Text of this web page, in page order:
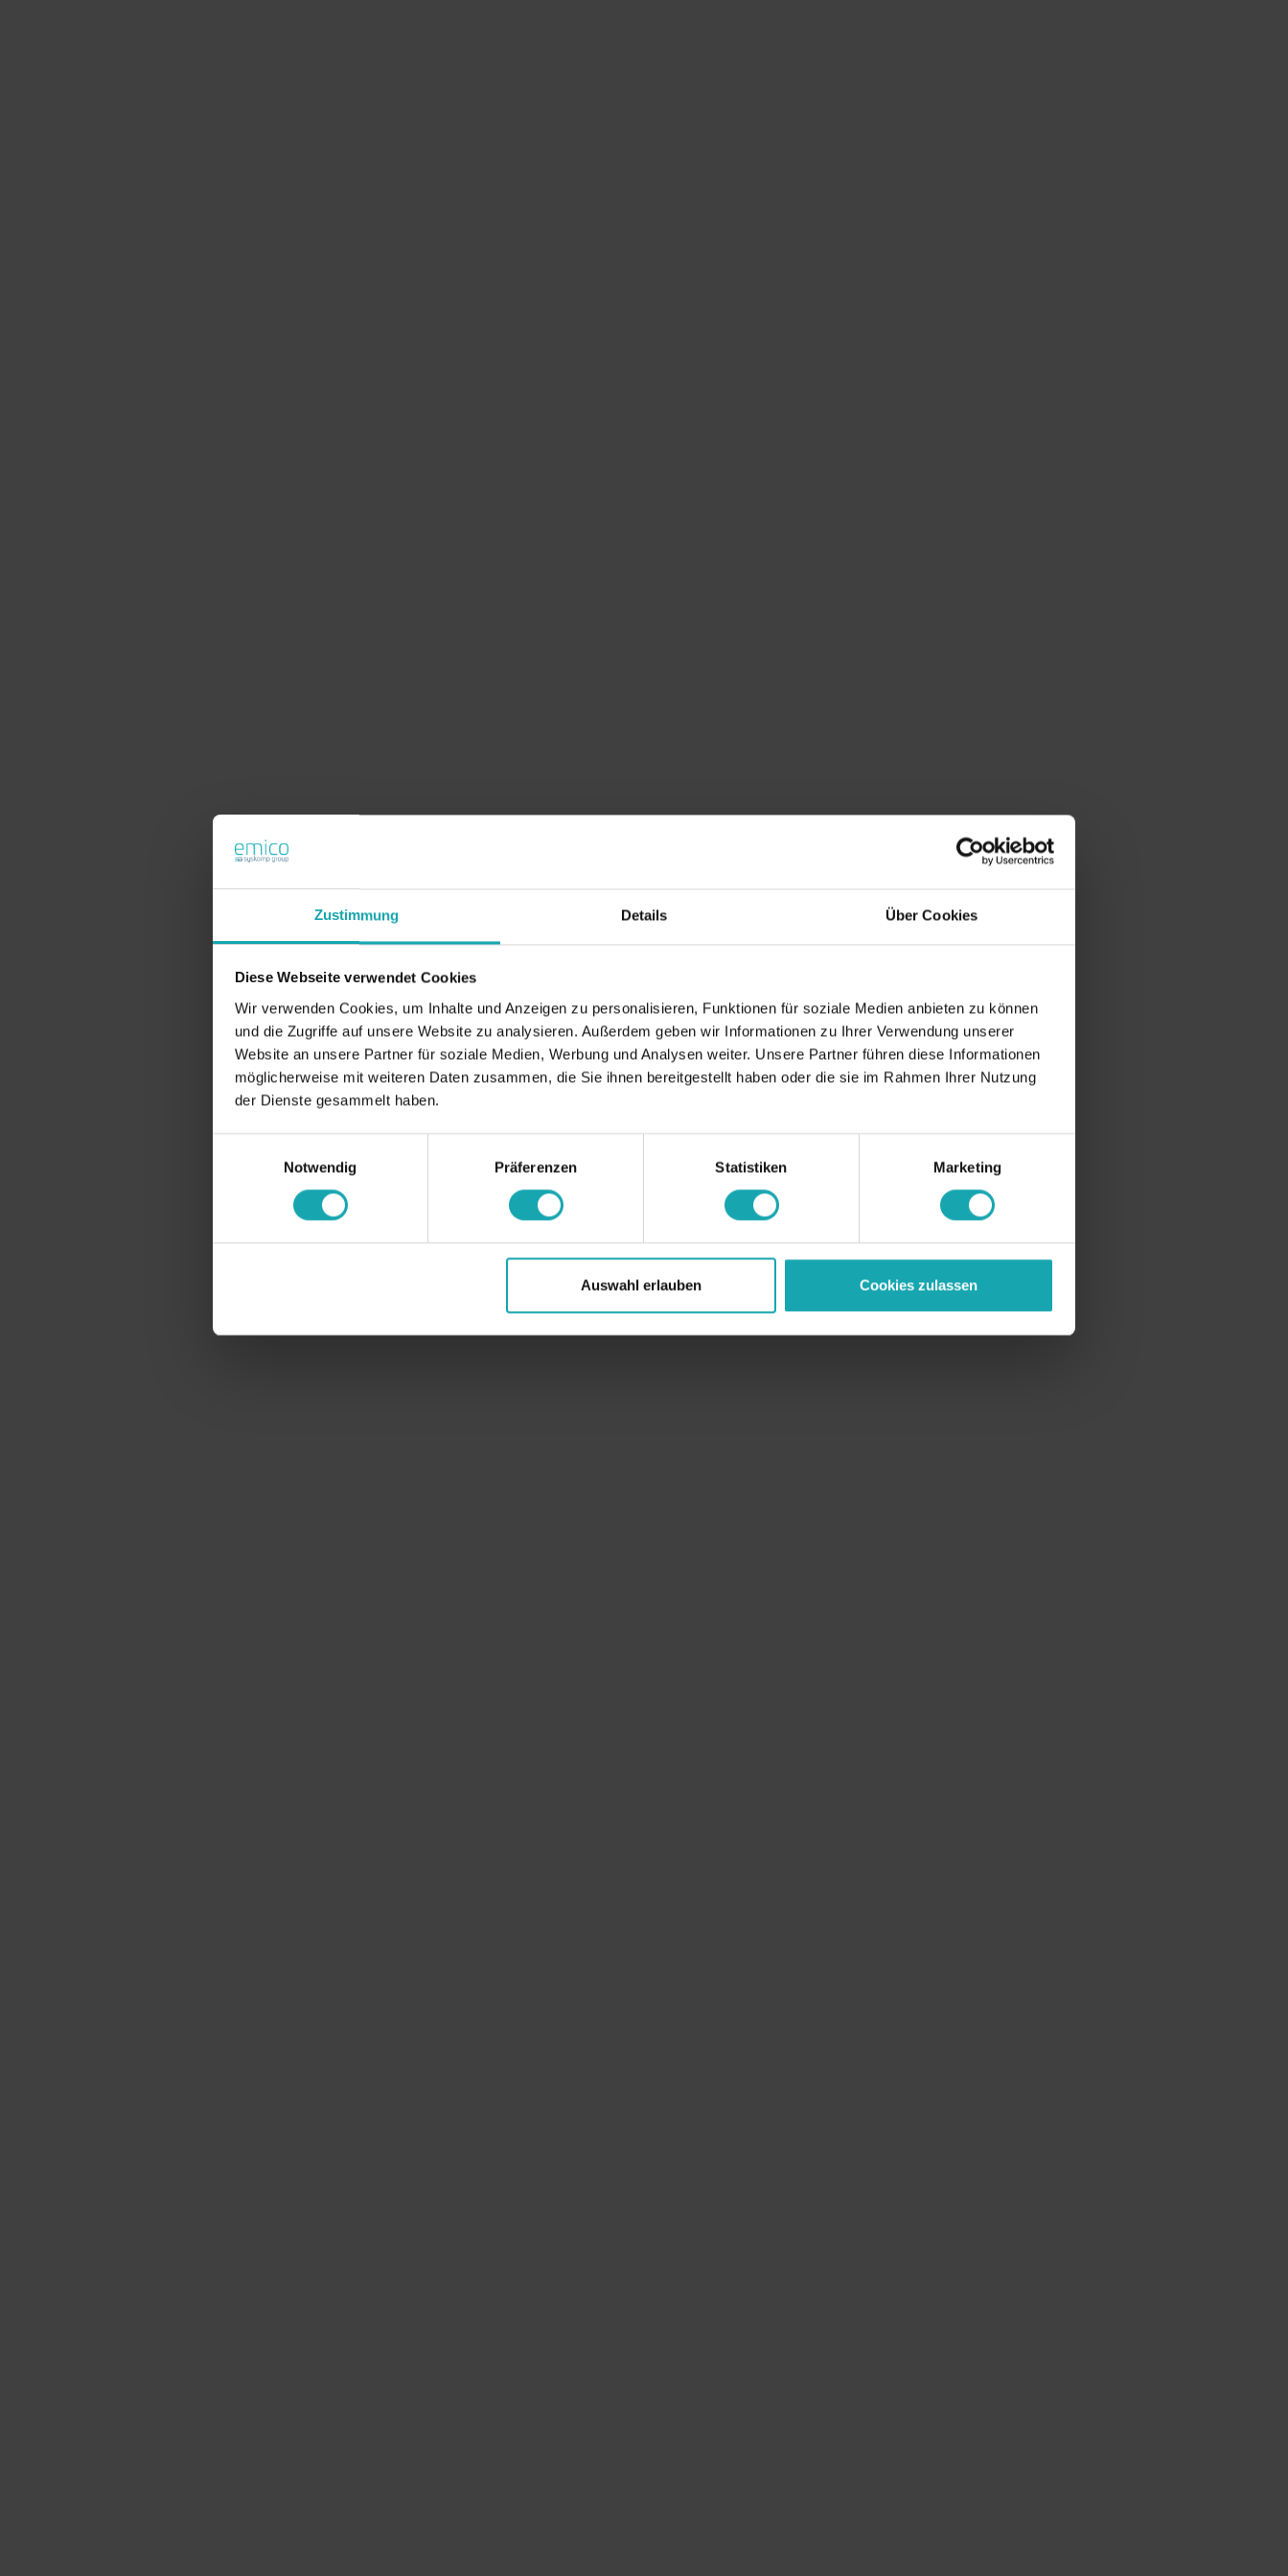
Zustimmung Details Über Cookies
Diese Webseite verwendet Cookies
Wir verwenden Cookies, um Inhalte und Anzeigen zu personalisieren, Funktionen für soziale Medien anbieten zu können
und die Zugriffe auf unsere Website zu analysieren. Außerdem geben wir Informationen zu Ihrer Verwendung unserer
Website an unsere Partner für soziale Medien, Werbung und Analysen weiter. Unsere Partner führen diese Informationen
möglicherweise mit weiteren Daten zusammen, die Sie ihnen bereitgestellt haben oder die sie im Rahmen Ihrer Nutzung
der Dienste gesammelt haben.
Notwendig
Präferenzen Statistiken Marketing
Auswahl erlauben Cookies zulassen